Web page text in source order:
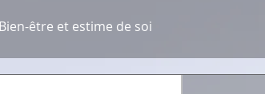
Bien-être et estime de soi